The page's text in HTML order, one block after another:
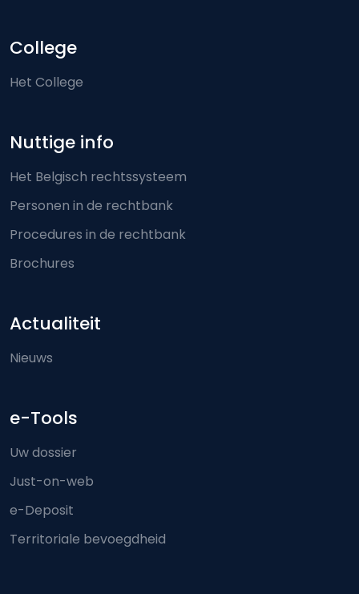
College
Het College
Nuttige info
Het Belgisch rechtssysteem
Personen in de rechtbank
Procedures in de rechtbank
Brochures
Actualiteit
Nieuws
e-Tools
Uw dossier
Just-on-web
e-Deposit
Territoriale bevoegdheid